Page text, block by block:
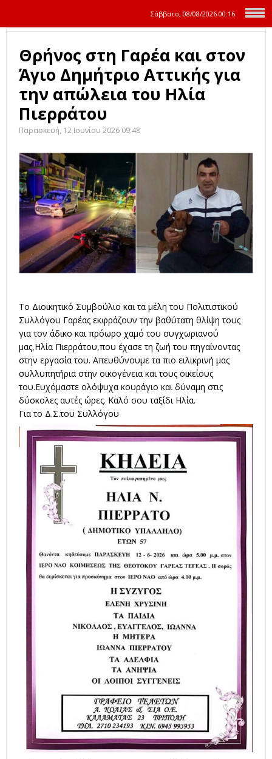
Σάββατο, 08/08/2026 00:16
Θρήνος στη Γαρέα και στον
Άγιο Δημήτριο Αττικής για
την απώλεια του Ηλία
Πιερράτου
Παρασκευή, 12 Ιουνίου 2026 09:48
Το Διοικητικό Συμβούλιο και τα μέλη του Πολιτιστικού
Συλλόγου Γαρέας εκφράζουν την βαθύτατη θλίψη τους
για τον άδικο και πρόωρο χαμό του συγχωριανού
μας,Ηλία Πιερράτου,που έχασε τη ζωή του πηγαίνοντας
στην εργασία του. Απευθύνουμε τα πιο ειλικρινή μας
συλλυπητήρια στην οικογένεια και τους οικείους
του.Ευχόμαστε ολόψυχα κουράγιο και δύναμη στις
δύσκολες αυτές ώρες. Καλό σου ταξίδι Ηλία.
Για το Δ.Σ.του Συλλόγου